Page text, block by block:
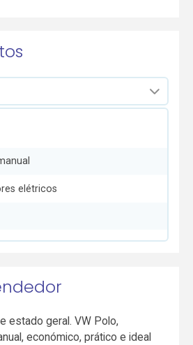
elétricos
estado geral. VW Polo,
económico, prático e ideal